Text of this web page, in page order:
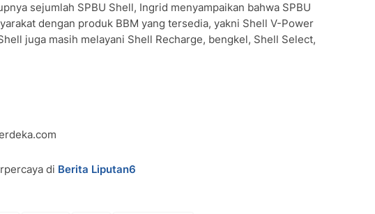
sejumlah SPBU Shell, Ingrid menyampaikan bahwa SPBU
dengan produk BBM yang tersedia, yakni Shell V-Power
juga masih melayani Shell Recharge, bengkel, Shell Select,
di Berita Liputan6